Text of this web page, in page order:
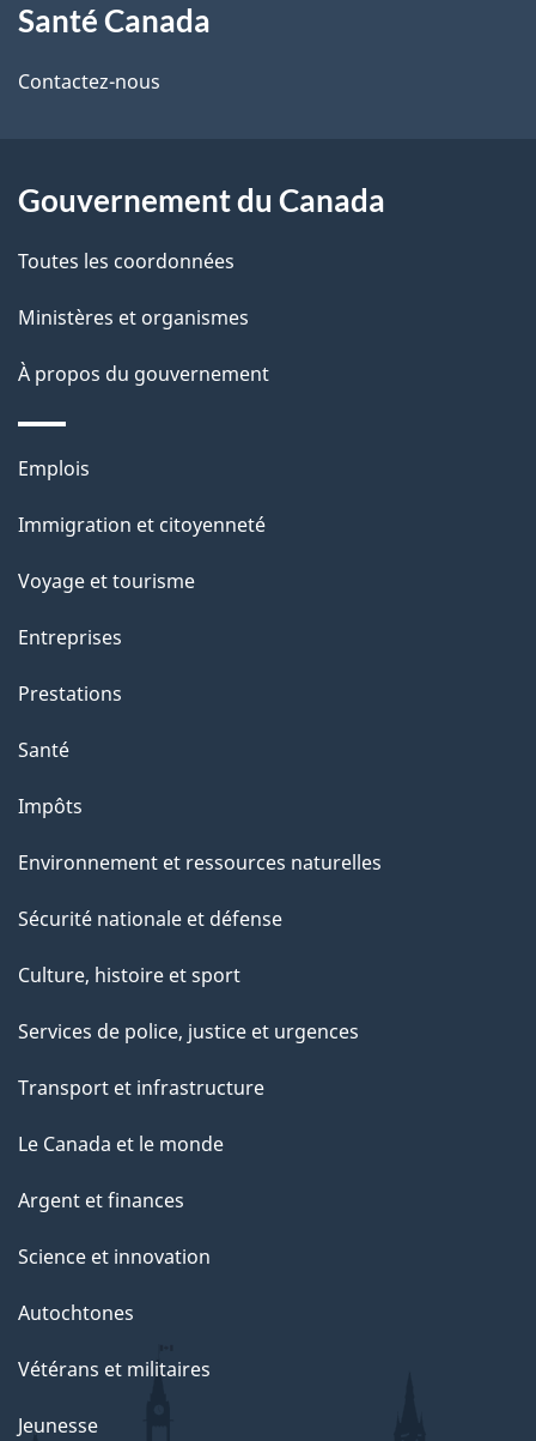
i
l
d
e
p
a
propos
de
site
Santé Canada
Contactez-nous
Gouvernement du Canada
Toutes les coordonnées
Ministères et organismes
À propos du gouvernement
Thèmes
sujets
Emplois
Immigration et citoyenneté
Voyage et tourisme
Entreprises
Prestations
Santé
Impôts
Environnement et ressources naturelles
Sécurité nationale et défense
Culture, histoire et sport
Services de police, justice et urgences
Transport et infrastructure
Le Canada et le monde
Argent et finances
Science et innovation
Autochtones
Vétérans et militaires
Jeunesse